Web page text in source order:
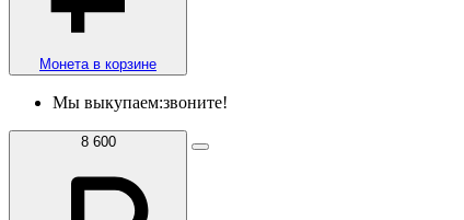
Монета в корзине
Мы выкупаем:звоните!
8 600